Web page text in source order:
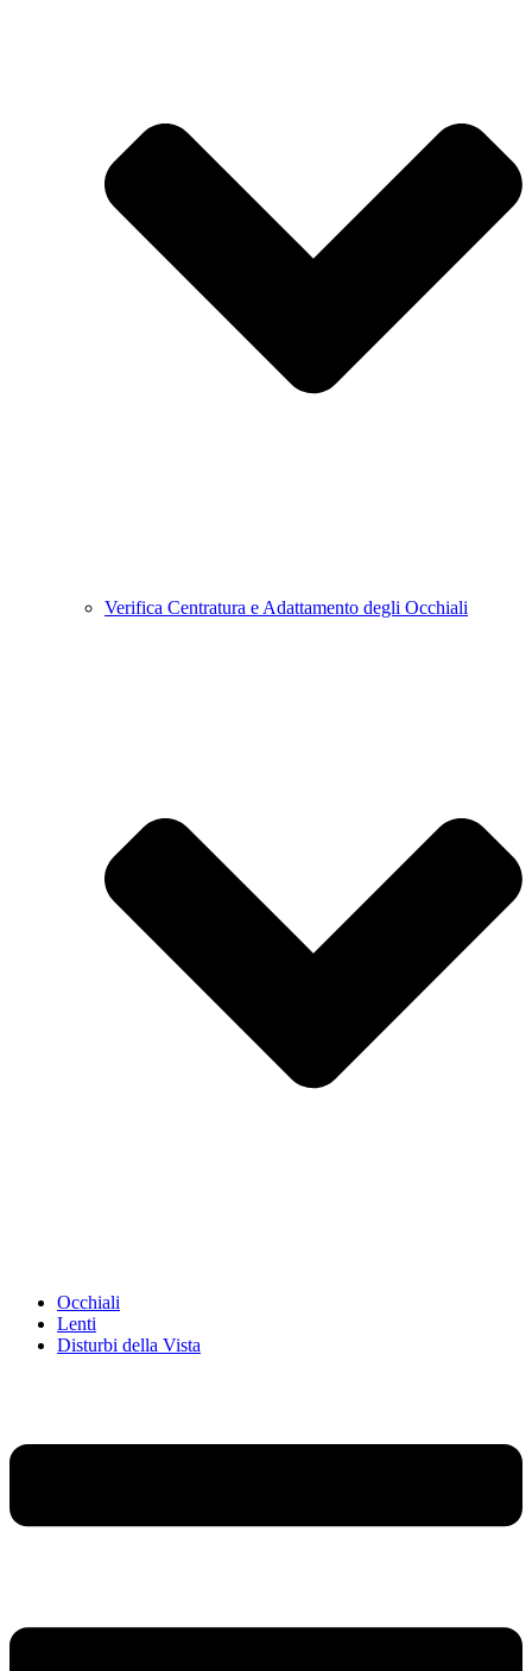
Verifica Centratura e Adattamento degli Occhiali
Occhiali
Lenti
Disturbi della Vista